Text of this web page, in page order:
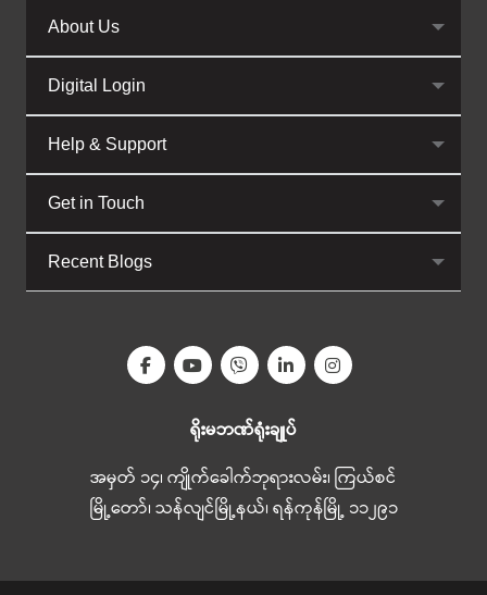
About Us
Digital Login
Help & Support
Get in Touch
Recent Blogs
ရိုးမဘဏ်ရုံးချုပ်
အမှတ် ၁၄၊ ကျိုက်ခေါက်ဘုရားလမ်း၊ ကြယ်စင်
မြို့တော်၊ သန်လျင်မြို့နယ်၊ ရန်ကုန်မြို့ ၁၁၂၉၁